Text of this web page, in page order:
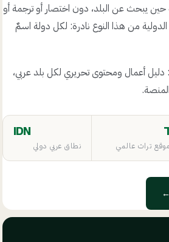
يبحث عن البلد، دون اختصار أو ترجمة أو
من هذا النوع نادرة: لكل دولة اسمٌ
جزء من شبكة MENAADS: دليل أعمال ومحتوى تحريري لكل بلد عربي،
٦
موقع تراث عالمي
IDN
نطاق عربي دولي